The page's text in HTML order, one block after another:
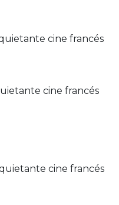
cine francés
cine francés
cine francés